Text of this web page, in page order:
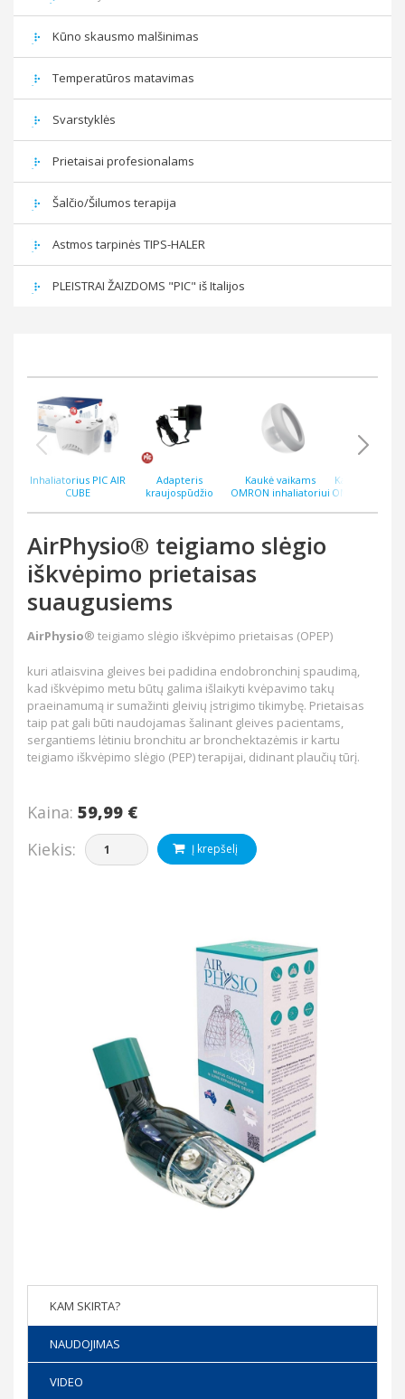
Kūno skausmo malšinimas
Temperatūros matavimas
Svarstyklės
Prietaisai profesionalams
Šalčio/Šilumos terapija
Astmos tarpinės TIPS-HALER
PLEISTRAI ŽAIZDOMS "PIC" iš Italijos
Inhaliatorius PIC AIR
CUBE
Adapteris
kraujospūdžio
CardioAfib
Kaukė vaikams
OMRON inhaliatoriui
modelis
Kaukė
OMRON
modelis
AirPhysio® teigiamo slėgio
iškvėpimo prietaisas
suaugusiems
AirPhysio® teigiamo slėgio iškvėpimo prietaisas (OPEP)
kuri atlaisvina gleives bei padidina endobronchinį spaudimą,
kad iškvėpimo metu būtų galima išlaikyti kvėpavimo takų
praeinamumą ir sumažinti gleivių įstrigimo tikimybę. Prietaisas
taip pat gali būti naudojamas šalinant gleives pacientams,
sergantiems lėtiniu bronchitu ar bronchektazėmis ir kartu
teigiamo iškvėpimo slėgio (PEP) terapijai, didinant plaučių tūrį.
Kaina: 59,99 €
Kiekis:
Į krepšelį
KAM SKIRTA?
NAUDOJIMAS
VIDEO